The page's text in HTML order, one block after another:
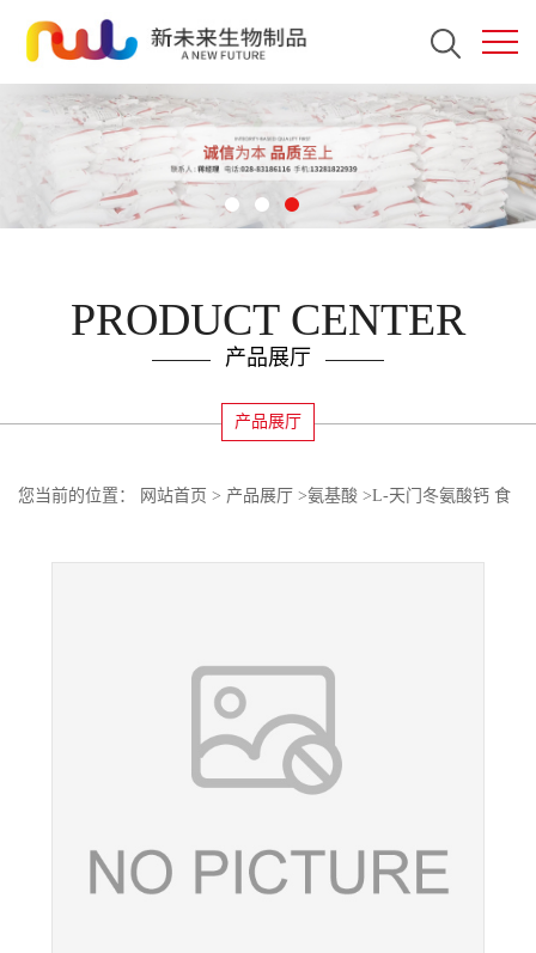
PRODUCT CENTER
产品展厅
产品展厅
您当前的位置： 网站首页 > 产品展厅 >氨基酸 >L-天门冬氨酸钙 食